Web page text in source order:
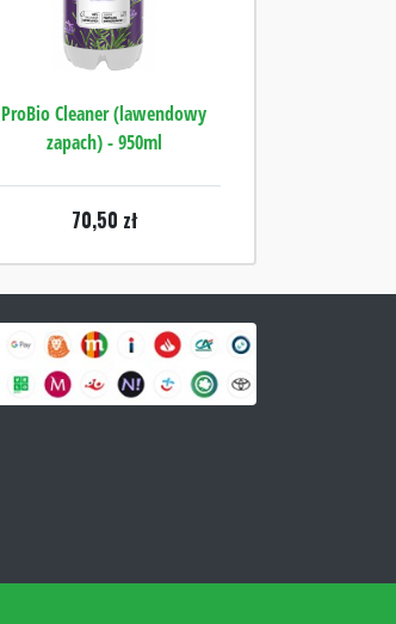
ProBio Cleaner (lawendowy
zapach) - 950ml
70,50 zł